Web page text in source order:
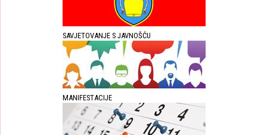
SAVJETOVANJE S JAVNOŠĆU
MANIFESTACIJE